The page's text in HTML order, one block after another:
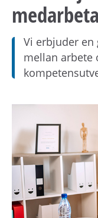
Vi erbjuder
mellan arbete